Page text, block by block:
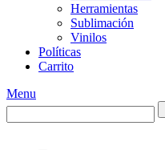
Herramientas
Sublimación
Vinilos
Políticas
Carrito
Menu